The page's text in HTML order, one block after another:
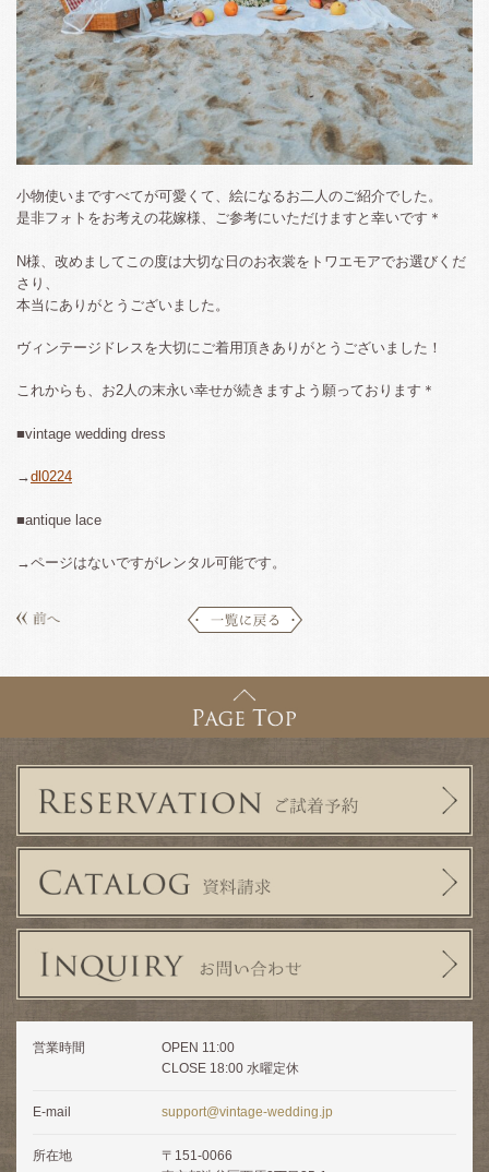
小物使いまですべてが可愛くて、絵になるお二人のご紹介でした。
是非フォトをお考えの花嫁様、ご参考にいただけますと幸いです＊
N様、改めましてこの度は大切な日のお衣裳をトワエモアでお選びくだ
さり、
本当にありがとうございました。
ヴィンテージドレスを大切にご着用頂きありがとうございました！
これからも、お2人の末永い幸せが続きますよう願っております＊
■vintage wedding dress
→dl0224
■antique lace
→ページはないですがレンタル可能です。
営業時間
OPEN 11:00
CLOSE 18:00 水曜定休
E-mail support@vintage-wedding.jp
所在地
〒151-0066